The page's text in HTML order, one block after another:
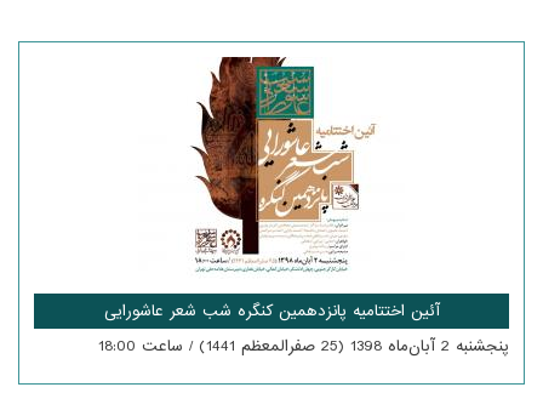
آئین اختتامیه پانزدهمین کنگره شب شعر عاشورایی
پنجشنبه 2 آبان‌ماه 1398 (25 صفرالمعظم 1441) / ساعت 18:00